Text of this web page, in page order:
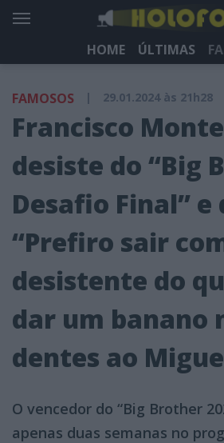
HOME ÚLTIMAS
HOLOFOTE TV
FAMOSOS | 29.01.2024 às 21h28
Francisco
desiste do “Big
Desafio Final” e
“Prefiro sair
desistente do
dar um banano
dentes ao
O vencedor do “Big Brother
apenas duas semanas no